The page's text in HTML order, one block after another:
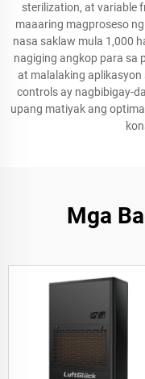
sterilization, at variable
maaaring magproseso
nasa saklaw mula 1,000
nagiging angkop para sa
at malalaking
controls ay nagbibigay-
upang matiyak ang
Mga